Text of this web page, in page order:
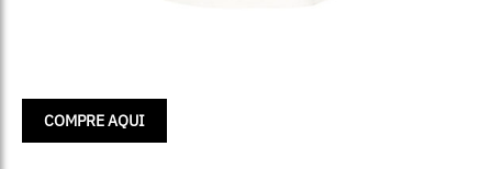
COMPRE AQUI